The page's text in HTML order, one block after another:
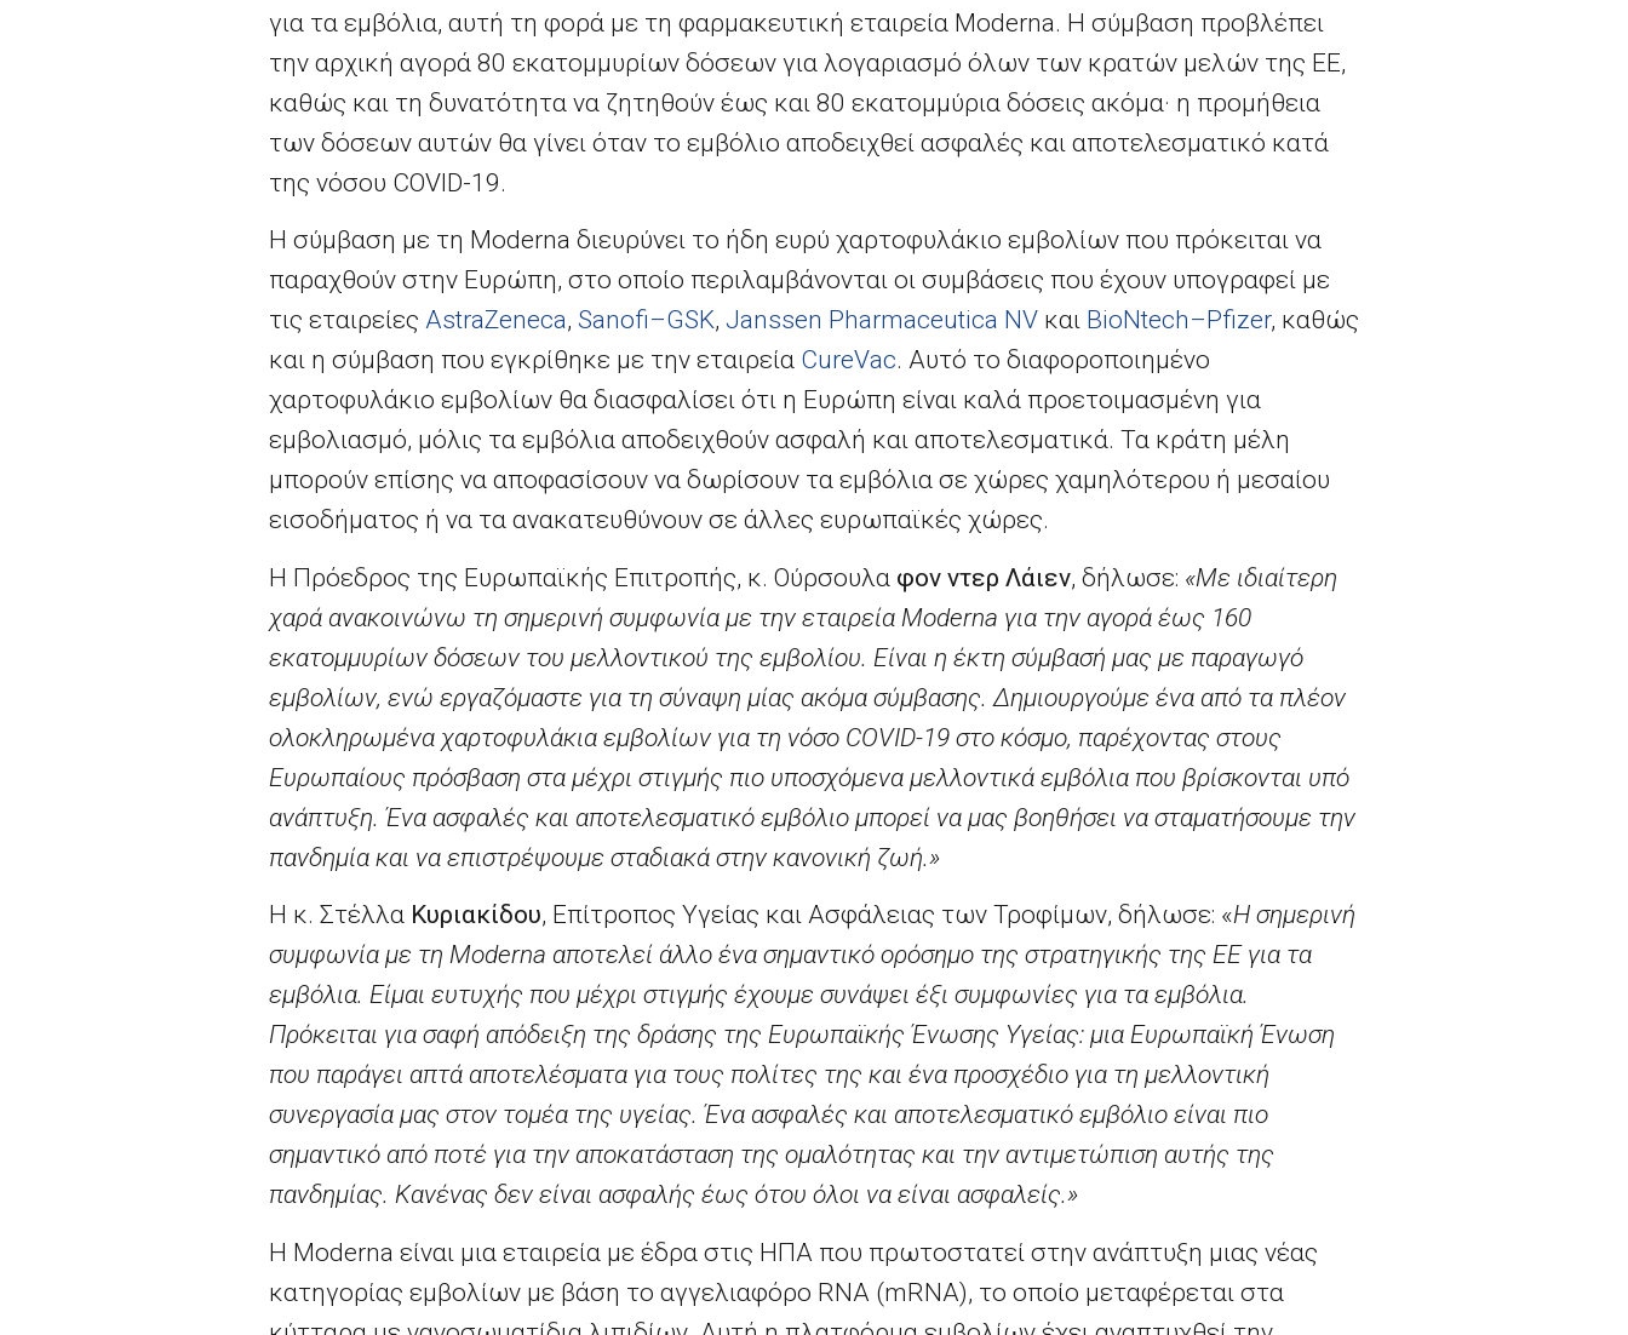
για τα εμβόλια, αυτή τη φορά με τη φαρμακευτική εταιρεία Moderna. Η σύμβαση προβλέπει
την αρχική αγορά 80 εκατομμυρίων δόσεων για λογαριασμό όλων των κρατών μελών της ΕΕ,
καθώς και τη δυνατότητα να ζητηθούν έως και 80 εκατομμύρια δόσεις ακόμα· η προμήθεια
των δόσεων αυτών θα γίνει όταν το εμβόλιο αποδειχθεί ασφαλές και αποτελεσματικό κατά
της νόσου COVID-19.
Η σύμβαση με τη Moderna διευρύνει το ήδη ευρύ χαρτοφυλάκιο εμβολίων που πρόκειται να
παραχθούν στην Ευρώπη, στο οποίο περιλαμβάνονται οι συμβάσεις που έχουν υπογραφεί με
τις εταιρείες AstraZeneca, Sanofi–GSK, Janssen Pharmaceutica NV και BioNtech– Pfizer, καθώς
και η σύμβαση που εγκρίθηκε με την εταιρεία CureVac. Αυτό το διαφοροποιημένο
χαρτοφυλάκιο εμβολίων θα διασφαλίσει ότι η Ευρώπη είναι καλά προετοιμασμένη για
εμβολιασμό, μόλις τα εμβόλια αποδειχθούν ασφαλή και αποτελεσματικά. Τα κράτη μέλη
μπορούν επίσης να αποφασίσουν να δωρίσουν τα εμβόλια σε χώρες χαμηλότερου ή μεσαίου
εισοδήματος ή να τα ανακατευθύνουν σε άλλες ευρωπαϊκές χώρες.
Η Πρόεδρος της Ευρωπαϊκής Επιτροπής, κ. Ούρσουλα φον ντερ Λάιεν, δήλωσε: «Με ιδιαίτερη
χαρά ανακοινώνω τη σημερινή συμφωνία με την εταιρεία Moderna για την αγορά έως 160
εκατομμυρίων δόσεων του μελλοντικού της εμβολίου. Είναι η έκτη σύμβασή μας με παραγωγό
εμβολίων, ενώ εργαζόμαστε για τη σύναψη μίας ακόμα σύμβασης. Δημιουργούμε ένα από τα πλέον
ολοκληρωμένα χαρτοφυλάκια εμβολίων για τη νόσο COVID-19 στο κόσμο, παρέχοντας στους
Ευρωπαίους πρόσβαση στα μέχρι στιγμής πιο υποσχόμενα μελλοντικά εμβόλια που βρίσκονται υπό
ανάπτυξη. Ένα ασφαλές και αποτελεσματικό εμβόλιο μπορεί να μας βοηθήσει να σταματήσουμε την
πανδημία και να επιστρέψουμε σταδιακά στην κανονική ζωή.»
Η κ. Στέλλα Κυριακίδου, Επίτροπος Υγείας και Ασφάλειας των Τροφίμων, δήλωσε: «Η σημερινή
συμφωνία με τη Moderna αποτελεί άλλο ένα σημαντικό ορόσημο της στρατηγικής της ΕΕ για τα
εμβόλια. Είμαι ευτυχής που μέχρι στιγμής έχουμε συνάψει έξι συμφωνίες για τα εμβόλια.
Πρόκειται για σαφή απόδειξη της δράσης της Ευρωπαϊκής Ένωσης Υγείας: μια Ευρωπαϊκή Ένωση
που παράγει απτά αποτελέσματα για τους πολίτες της και ένα προσχέδιο για τη μελλοντική
συνεργασία μας στον τομέα της υγείας. Ένα ασφαλές και αποτελεσματικό εμβόλιο είναι πιο
σημαντικό από ποτέ για την αποκατάσταση της ομαλότητας και την αντιμετώπιση αυτής της
πανδημίας. Κανένας δεν είναι ασφαλής έως ότου όλοι να είναι ασφαλείς.»
Η Moderna είναι μια εταιρεία με έδρα στις ΗΠΑ που πρωτοστατεί στην ανάπτυξη μιας νέας
κατηγορίας εμβολίων με βάση το αγγελιαφόρο RNA (mRNA), το οποίο μεταφέρεται στα